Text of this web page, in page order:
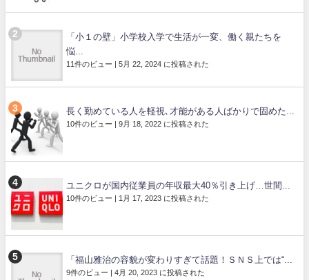
「小１の壁」小学校入学で生活が一変、働く親たちを
悩...
11件のビュー | 5月 22, 2024 に投稿された
長く勤めている人を軽視､才能がある人ばかりで固めた...
10件のビュー | 9月 18, 2022 に投稿された
ユニクロが国内従業員の年収最大40％引き上げ…世間...
10件のビュー | 1月 17, 2023 に投稿された
「福山雅治の容貌が変わりすぎて話題！ＳＮＳ上では“...
9件のビュー | 4月 20, 2023 に投稿された